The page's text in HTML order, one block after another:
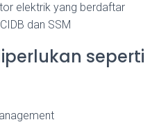
elektrik yang berdaftar
dan SSM
seperti